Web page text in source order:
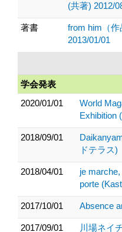
(共著) 2012/
著書
from him（
2013/01/01
学会発表
2020/01/01
World
Exhibition
2018/09/01
ドテラス)
2018/04/01
je marche,
porte
2017/10/01 Absence
2017/09/01
川場ネイ